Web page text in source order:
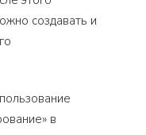
создавать и
в